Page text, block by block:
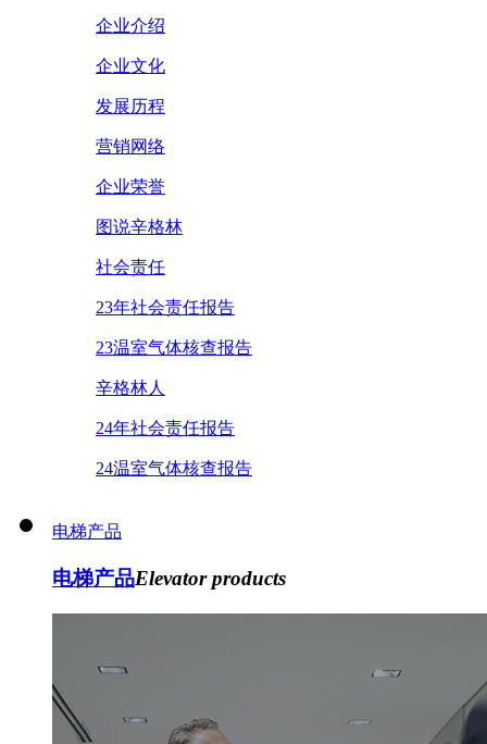
企业介绍
企业文化
发展历程
营销网络
企业荣誉
图说辛格林
社会责任
23年社会责任报告
23温室气体核查报告
辛格林人
24年社会责任报告
24温室气体核查报告
电梯产品
电梯产品Elevator products